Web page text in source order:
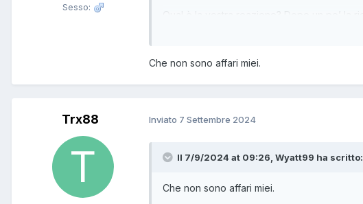
Sesso:
Che non sono affari miei.
Trx88 Inviato 7 Settembre 2024
Il 7/9/2024 at 09:26, Wyatt99 ha scritto:
Che non sono affari miei.